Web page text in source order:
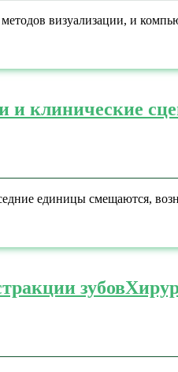
визуализации, и
и клинические
единицы смещаются,
зубов